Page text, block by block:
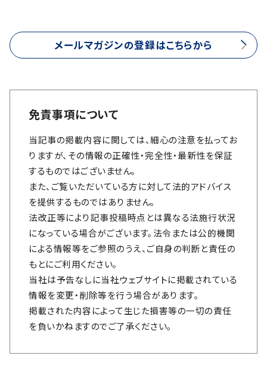
メールマガジンの登録はこちらから
免責事項について
当記事の掲載内容に関しては、細心の注意を払ってお
りますが、その情報の正確性・完全性・最新性を保証
するものではございません。
また、ご覧いただいている方に対して法的アドバイス
を提供するものではありません。
法改正等により記事投稿時点とは異なる法施行状況
になっている場合がございます。法令または公的機関
による情報等をご参照のうえ、ご自身の判断と責任の
もとにご利用ください。
当社は予告なしに当社ウェブサイトに掲載されている
情報を変更・削除等を行う場合があります。
掲載された内容によって生じた損害等の一切の責任
を負いかねますのでご了承ください。